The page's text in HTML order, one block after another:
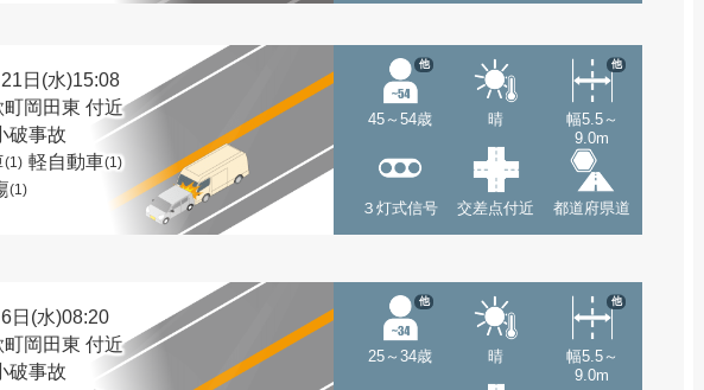
日(水)15:08
岡田東 付近
破事故
(1) 軽自動車(1)
(1)
45～54歳
他
晴
幅5.5～
9.0m
他
３灯式信号 交差点付近 都道府県道
日(水)08:20
岡田東 付近
破事故
25～34歳
他
晴
幅5.5～
9.0m
他